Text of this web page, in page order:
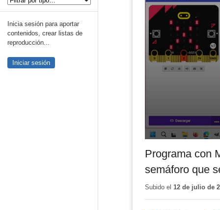
Inicia sesión para aportar
contenidos, crear listas de
reproducción...
Iniciar sesión
Programa con
semáforo que
Subido el 12 de julio de